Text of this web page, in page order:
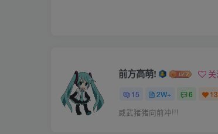
讲解着，而有的姑娘已经吓得掉了
莎姐又带领着大家向地下走去，
姐开门之后，所有人都倒吸了一口
甚至有一平方米左右的水池，里面
人正在努力地擦洗地面，三个男
前方高萌!
15 2W+ 6
威武猪猪向前冲!!!